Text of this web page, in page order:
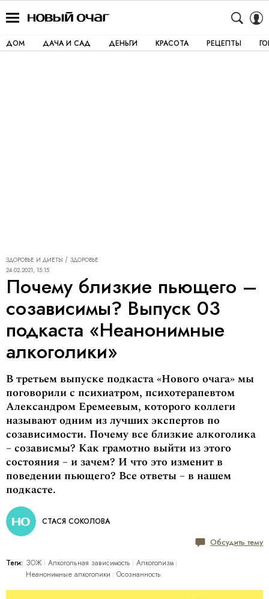
ДОМ ДАЧА И САД ДЕНЬГИ КРАСОТА РЕЦЕПТЫ
ЗДОРОВЬЕ И ДИЕТЫ
ЗДОРОВЬЕ
24.02.2021, 15:15
Почему близкие пьющего –
созависимы? Выпуск 03
подкаста «Неанонимные
алкоголики»
В третьем выпуске подкаста «Нового очага» мы
поговорили с психиатром, психотерапевтом
Александром Еремеевым, которого коллеги
называют одним из лучших экспертов по
созависимости. Почему все близкие алкоголика
– созависмы? Как грамотно выйти из этого
состояния – и зачем? И что это изменит в
поведении пьющего? Все ответы – в нашем
подкасте.
СТАСЯ СОКОЛОВА
Обсудить тему
Теги: ЗОЖ Алкогольная зависимость
Алкоголизм
Неанонимные алкоголики
Осознанность